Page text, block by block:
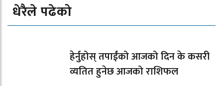
धेरैले पढेको
हेर्नुहोस् तपाईंको आजको दिन के कसरी
व्यतित हुनेछ आजको राशिफल